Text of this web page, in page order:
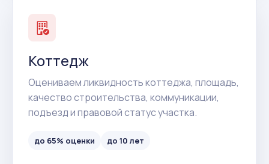
Коттедж
Оцениваем ликвидность коттеджа, площадь,
качество строительства, коммуникации,
подъезд и правовой статус участка.
до 65% оценки до 10 лет